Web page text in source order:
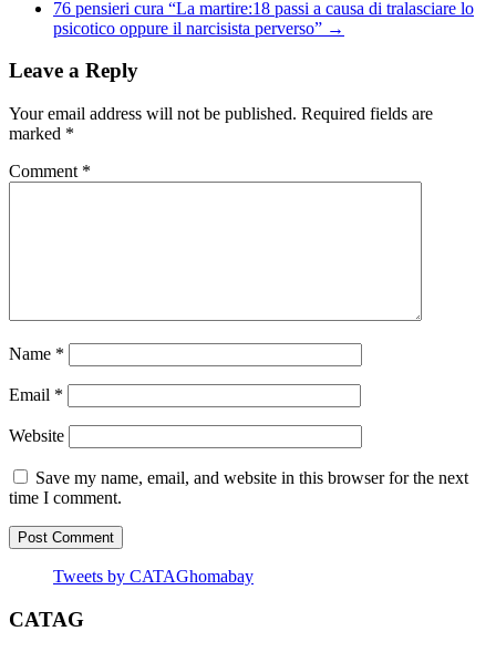
76 pensieri cura “La martire:18 passi a causa di tralasciare lo
psicotico oppure il narcisista perverso” →
Leave a Reply
Your email address will not be published. Required fields are
marked *
Comment *
Name *
Email *
Website
Save my name, email, and website in this browser for the next
time I comment.
Tweets by CATAGhomabay
CATAG